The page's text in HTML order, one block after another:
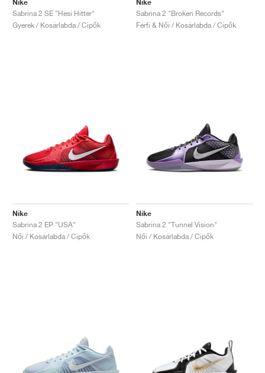
Nike
Sabrina 2 SE "Hesi Hitter"
Gyerek / Kosárlabda / Cipők
Nike
Sabrina 2 "Broken Records"
Férfi & Női / Kosárlabda / Cipők
Nike
Sabrina 2 EP "USA"
Női / Kosárlabda / Cipők
Nike
Sabrina 2 "Tunnel Vision"
Női / Kosárlabda / Cipők